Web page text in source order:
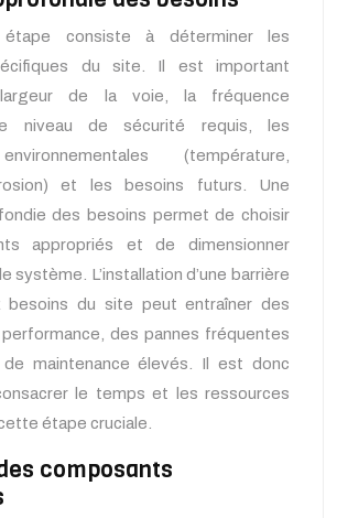
étape consiste à déterminer les
du site. Il est important
largeur de la voie, la fréquence
le niveau de sécurité requis, les
(température,
et les besoins futurs. Une
des besoins permet de choisir
appropriés et de dimensionner
système. L’installation d’une barrière
besoins du site peut entraîner des
des pannes fréquentes
maintenance élevés. Il est donc
le temps et les ressources
étape cruciale.
composants